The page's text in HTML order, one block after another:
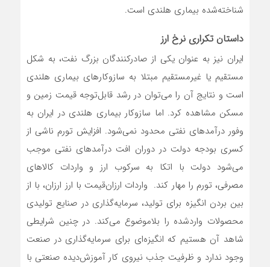
شناخته‌شده بیماری هلندی است.
داستان تکراری نرخ ارز
ایران نیز به عنوان یکی از صادرکنندگان بزرگ نفت، به شکل
مستقیم یا غیرمستقیم مبتلا به سازوکارهای بیماری هلندی
است و نتایج آن را می‌توان در رشد قابل‌توجه قیمت زمین و
مسکن مشاهده کرد. اما سازوکار بیماری هلندی در ایران به‌
وفور درآمدهای نفتی محدود نمی‌شود. افزایش تورم ناشی از
کسری بودجه دولت در دوران افت درآمدهای نفتی موجب
می‌شود دولت با اتکا به سرکوب ارز و واردات کالاهای
مصرفی، تورم را مهار کند. واردات ارزان‌قیمت با ارز ارزان، با از
بین بردن انگیزه برای تولید، سرمایه‌گذاری در صنایع تولیدی
محصولات وارد‌شده را بلاموضوع می‌کند. در چنین شرایطی
شاهد آن هستیم که انگیزه‌ای برای سرمایه‌گذاری در صنعت
وجود ندارد و ظرفیت جذب نیروی کار آموزش‌دیده صنعتی با